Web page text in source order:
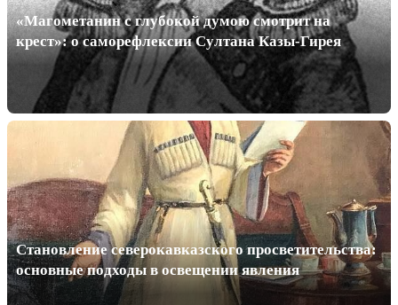
«Магометанин с глубокой думою смотрит на
крест»: о саморефлексии Султана Казы-Гирея
Становление северокавказского просветительства:
основные подходы в освещении явления